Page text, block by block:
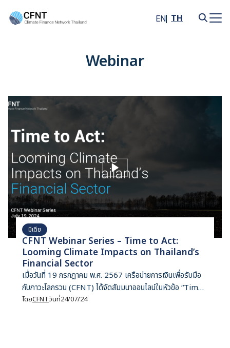
EN TH
Webinar
มีเดีย
CFNT Webinar Series – Time to Act:
Looming Climate Impacts on Thailand’s
Financial Sector
เมื่อวันที่ 19 กรกฎาคม พ.ศ. 2567 เครือข่ายการเงินเพื่อรับมือ
กับภาวะโลกรวน (CFNT) ได้จัดสัมมนาออนไลน์ในหัวข้อ “Time
to Act: Looming Climate Impacts on Thailand’s
โดยCFNTวันที่24/07/24